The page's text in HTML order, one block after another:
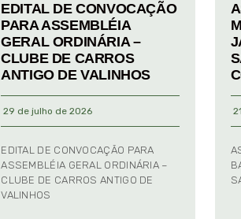
EDITAL DE CONVOCAÇÃO
PARA ASSEMBLÉIA
GERAL ORDINÁRIA –
CLUBE DE CARROS
ANTIGO DE VALINHOS
29 de julho de 2026
EDITAL DE CONVOCAÇÃO PARA
ASSEMBLÉIA GERAL ORDINÁRIA –
CLUBE DE CARROS ANTIGO DE
VALINHOS